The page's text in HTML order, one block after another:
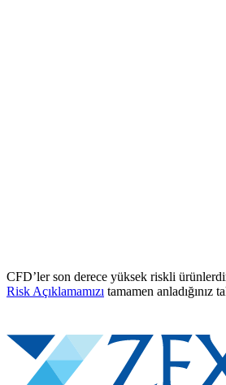
CFD’ler son derece yüksek riskli
Risk Açıklamamızı tamamen anladığınız